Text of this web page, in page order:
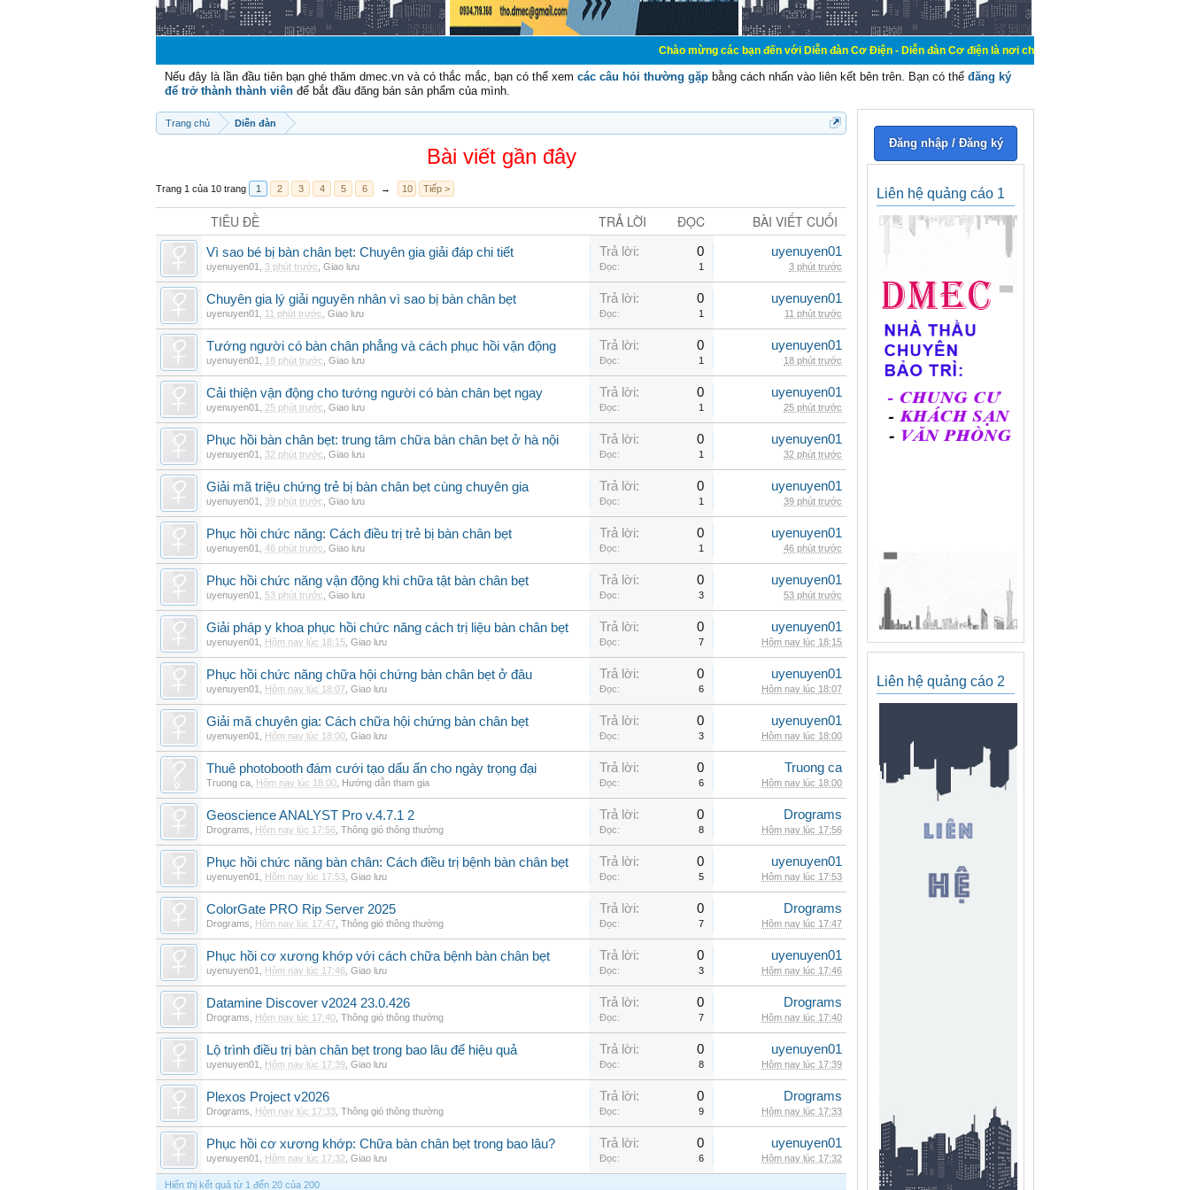
Chào mừng các bạn đến với Diễn đàn Cơ Điện - Diễn đàn Cơ điện là nơi chia sẽ kiến thức kinh nghiệm trong lãnh
Nếu đây là lần đầu tiên bạn ghé thăm dmec.vn và có thắc mắc, bạn có thể xem các câu hỏi thường gặp bằng cách nhấn vào liên kết bên trên. Bạn có thể đăng ký
để trở thành thành viên để bắt đầu đăng bán sản phẩm của mình.
Trang chủ Diễn đàn
Bài viết gần đây
Trang 1 của 10 trang 1 2 3 4 5 6 → 10 Tiếp >
TIÊU ĐỀ TRẢ LỜI ĐỌC BÀI VIẾT CUỐI
Vì sao bé bị bàn chân bẹt: Chuyên gia giải đáp chi tiết
uyenuyen01 3 phút trước Giao lưu
Trả lời: 0
Đọc: 1
uyenuyen01
3 phút trước
Chuyên gia lý giải nguyên nhân vì sao bị bàn chân bẹt
uyenuyen01 11 phút trước Giao lưu
Trả lời: 0
Đọc: 1
uyenuyen01
11 phút trước
Tướng người có bàn chân phẳng và cách phục hồi vận động
uyenuyen01 18 phút trước Giao lưu
Trả lời: 0
Đọc: 1
uyenuyen01
18 phút trước
Cải thiện vận động cho tướng người có bàn chân bẹt ngay
uyenuyen01 25 phút trước Giao lưu
Trả lời: 0
Đọc: 1
uyenuyen01
25 phút trước
Phục hồi bàn chân bẹt: trung tâm chữa bàn chân bẹt ở hà nội
uyenuyen01 32 phút trước Giao lưu
Trả lời: 0
Đọc: 1
uyenuyen01
32 phút trước
Giải mã triệu chứng trẻ bị bàn chân bẹt cùng chuyên gia
uyenuyen01 39 phút trước Giao lưu
Trả lời: 0
Đọc: 1
uyenuyen01
39 phút trước
Phục hồi chức năng: Cách điều trị trẻ bị bàn chân bẹt
uyenuyen01 46 phút trước Giao lưu
Trả lời: 0
Đọc: 1
uyenuyen01
46 phút trước
Phục hồi chức năng vận động khi chữa tật bàn chân bẹt
uyenuyen01 53 phút trước Giao lưu
Trả lời: 0
Đọc: 3
uyenuyen01
53 phút trước
Giải pháp y khoa phục hồi chức năng cách trị liệu bàn chân bẹt
uyenuyen01 Hôm nay lúc 18:15 Giao lưu
Trả lời: 0
Đọc: 7
uyenuyen01
Hôm nay lúc 18:15
Phục hồi chức năng chữa hội chứng bàn chân bẹt ở đâu
uyenuyen01 Hôm nay lúc 18:07 Giao lưu
Trả lời: 0
Đọc: 6
uyenuyen01
Hôm nay lúc 18:07
Giải mã chuyên gia: Cách chữa hội chứng bàn chân bẹt
uyenuyen01 Hôm nay lúc 18:00 Giao lưu
Trả lời: 0
Đọc: 3
uyenuyen01
Hôm nay lúc 18:00
Thuê photobooth đám cưới tạo dấu ấn cho ngày trọng đại
Truong ca Hôm nay lúc 18:00 Hướng dẫn tham gia
Trả lời: 0
Đọc: 6
Truong ca
Hôm nay lúc 18:00
Geoscience ANALYST Pro v.4.7.1 2
Drograms Hôm nay lúc 17:56 Thông gió thông thường
Trả lời: 0
Đọc: 8
Drograms
Hôm nay lúc 17:56
Phục hồi chức năng bàn chân: Cách điều trị bệnh bàn chân bẹt
uyenuyen01 Hôm nay lúc 17:53 Giao lưu
Trả lời: 0
Đọc: 5
uyenuyen01
Hôm nay lúc 17:53
ColorGate PRO Rip Server 2025
Drograms Hôm nay lúc 17:47 Thông gió thông thường
Trả lời: 0
Đọc: 7
Drograms
Hôm nay lúc 17:47
Phục hồi cơ xương khớp với cách chữa bệnh bàn chân bẹt
uyenuyen01 Hôm nay lúc 17:46 Giao lưu
Trả lời: 0
Đọc: 3
uyenuyen01
Hôm nay lúc 17:46
Datamine Discover v2024 23.0.426
Drograms Hôm nay lúc 17:40 Thông gió thông thường
Trả lời: 0
Đọc: 7
Drograms
Hôm nay lúc 17:40
Lộ trình điều trị bàn chân bẹt trong bao lâu để hiệu quả
uyenuyen01 Hôm nay lúc 17:39 Giao lưu
Trả lời: 0
Đọc: 8
uyenuyen01
Hôm nay lúc 17:39
Plexos Project v2026
Drograms Hôm nay lúc 17:33 Thông gió thông thường
Trả lời: 0
Đọc: 9
Drograms
Hôm nay lúc 17:33
Phục hồi cơ xương khớp: Chữa bàn chân bẹt trong bao lâu?
uyenuyen01 Hôm nay lúc 17:32 Giao lưu
Trả lời: 0
Đọc: 6
uyenuyen01
Hôm nay lúc 17:32
Hiển thị kết quả từ 1 đến 20 của 200
Đăng nhập / Đăng ký
Liên hệ quảng cáo 1
Liên hệ quảng cáo 2